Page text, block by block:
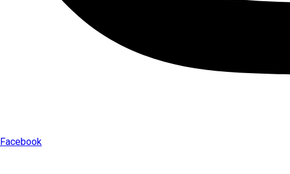
Facebook